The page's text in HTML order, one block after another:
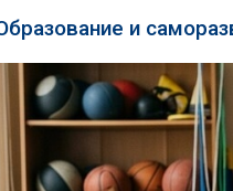
и